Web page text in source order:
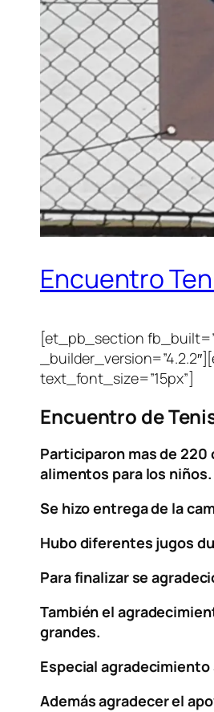
Encuentro
[et_pb_section
text_font_size=”15px”]
Encuentro de
Participaron mas de
alimentos para los niños.
Se hizo entrega de la
Hubo diferentes jugos
Para finalizar se
También el
grandes.
Especial agradecimiento
Además agradecer el